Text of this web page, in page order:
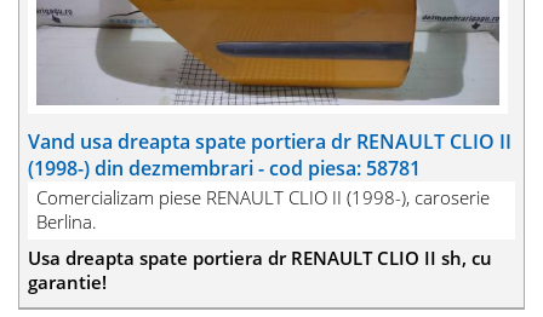
Vand usa dreapta spate portiera dr RENAULT CLIO II
(1998-) din dezmembrari - cod piesa: 58781
Comercializam piese RENAULT CLIO II (1998-), caroserie
Berlina.
Usa dreapta spate portiera dr RENAULT CLIO II sh, cu
garantie!